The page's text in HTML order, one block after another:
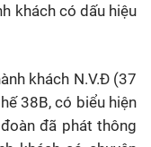
khách có dấu hiệu
khách N.V.Đ (37
38B, có biểu hiện
đã phát thông